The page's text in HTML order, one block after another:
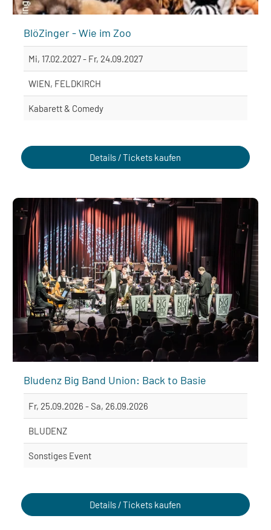
BlöZinger - Wie im Zoo
Mi, 17.02.2027 - Fr, 24.09.2027
WIEN, FELDKIRCH
Kabarett & Comedy
Details / Tickets kaufen
Bludenz Big Band Union: Back to Basie
Fr, 25.09.2026 - Sa, 26.09.2026
BLUDENZ
Sonstiges Event
Details / Tickets kaufen